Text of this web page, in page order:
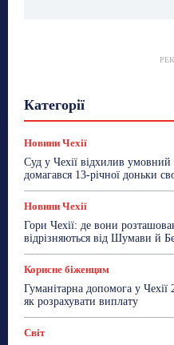
Категорії
Новини Чехії
ТехноМанія
Новини Чехії
Суд у Чехії відхилив умовний
домагався 13-річної доньки
Новини Чехії
Гори Чехії: де вони
відрізняються від Шумави й
Корисне біженцям
Гуманітарна допомога у Чехії
як розрахувати виплату
Світ